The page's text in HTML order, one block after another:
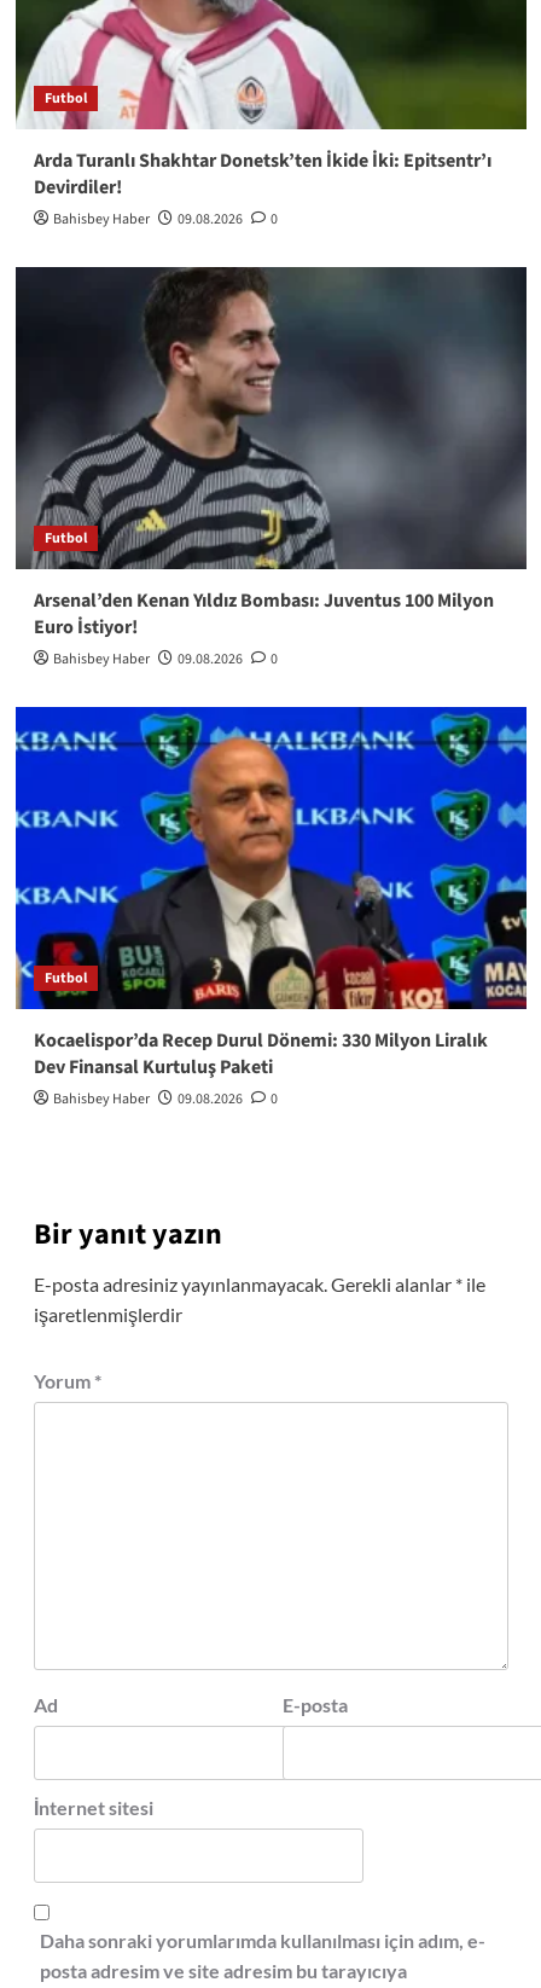
Futbol
Arda Turanlı Shakhtar Donetsk’ten İkide İki: Epitsentr’ı
Devirdiler!
Bahisbey Haber 09.08.2026 0
Futbol
Arsenal’den Kenan Yıldız Bombası: Juventus 100 Milyon
Euro İstiyor!
Bahisbey Haber 09.08.2026 0
Futbol
Kocaelispor’da Recep Durul Dönemi: 330 Milyon Liralık
Dev Finansal Kurtuluş Paketi
Bahisbey Haber 09.08.2026 0
Bir yanıt yazın
E-posta adresiniz yayınlanmayacak. Gerekli alanlar *ile
işaretlenmişlerdir
Yorum *
Ad E-posta
İnternet sitesi
Daha sonraki yorumlarımda kullanılması için adım, e-
posta adresim ve site adresim bu tarayıcıya